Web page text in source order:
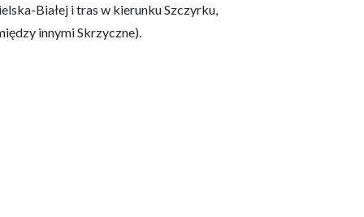
Białej i tras w kierunku Szczyrku,
innymi Skrzyczne).